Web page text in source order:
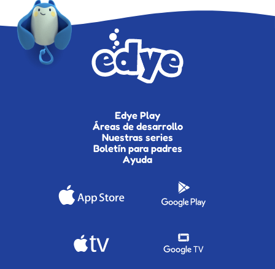
Edye Play
Áreas de desarrollo
Nuestras series
Boletín para padres
Ayuda